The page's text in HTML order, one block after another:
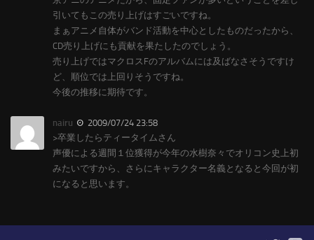
引いてもこの売り上げはすごいですね。
まぁアニメ自体がバンド活動を中心としたものだったから、
CD売り上げにも貢献を果たしたのでしょう。
売り上げではマクロスFのアルバムには及ばなさそうですけ
ど、順位では上回りそうですね。
今後の推移に期待です。
nairu
2009/07/24 23:58
>卒業したらティータイムさん
声優による週間１位獲得が今年の水樹奈々でオリコン史上初
みたいですから、さらにキャラクター名義となると今回が初
になると思います。